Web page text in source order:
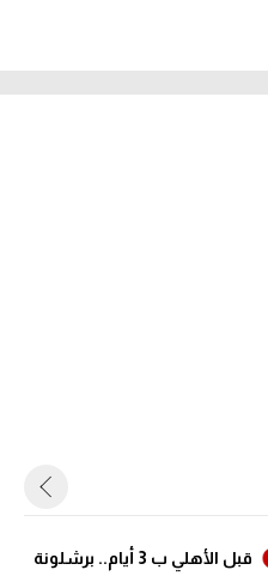
قبل الأهلي ب 3 أيام.. برشلونة